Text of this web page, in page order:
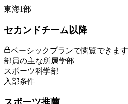
東海1部
セカンドチーム以降
ベーシックプランで閲覧できます
部員の主な所属学部
スポーツ科学部
入部条件